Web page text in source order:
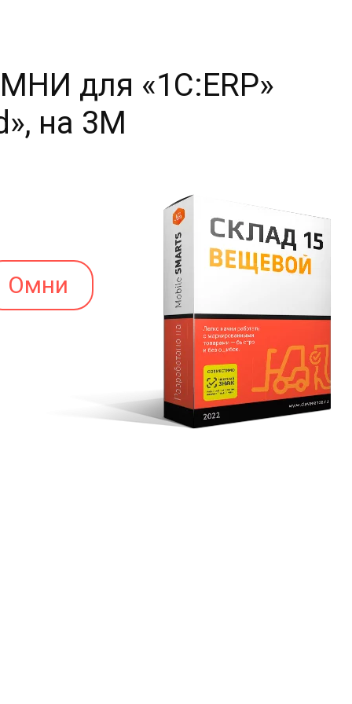
для «1С:ERP»
на 3M
Омни